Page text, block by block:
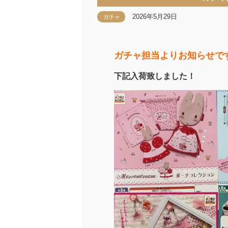
ガチャ 2026年5月29日
ガチャ担当よりお知らせ
下記入荷致しました！